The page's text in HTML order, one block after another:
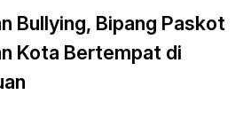
Bullying, Bipang Paskot
Kota Bertempat di